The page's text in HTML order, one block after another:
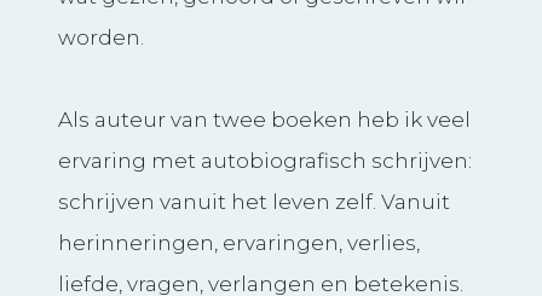
worden.
Als auteur van twee boeken heb ik veel
ervaring met autobiografisch schrijven:
schrijven vanuit het leven zelf. Vanuit
herinneringen, ervaringen, verlies,
liefde, vragen, verlangen en betekenis.